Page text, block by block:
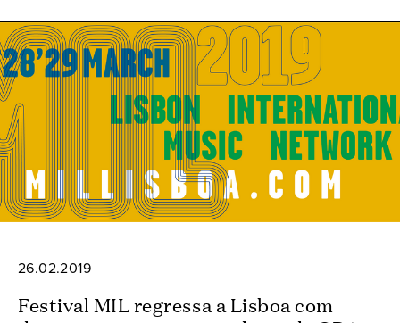
26.02.2019
Festival MIL regressa a Lisboa com